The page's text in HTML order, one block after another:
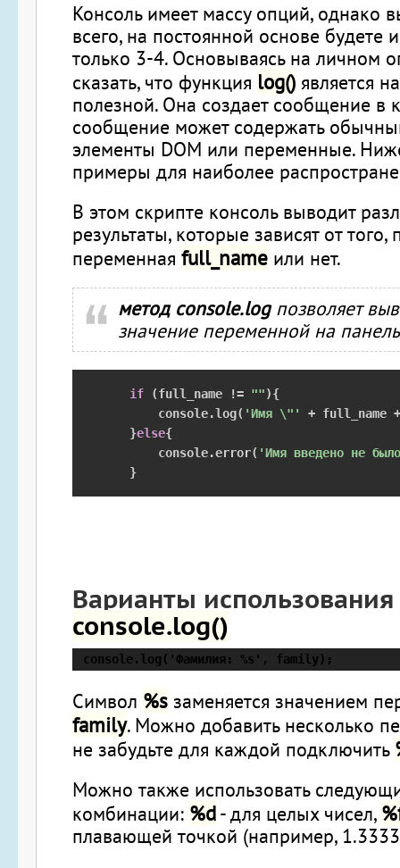
Консоль имеет массу опций, однако
всего, на постоянной основе будете
только 3-4. Основываясь на личном
сказать, что функция log()является
полезной. Она создает сообщение в
сообщение может содержать
элементы DOM или переменные.
примеры для наиболее
В этом скрипте консоль выводит
результаты, которые зависят от того,
переменная full_nameили нет.
метод console.logпозволяет
значение переменной на
if (full_name != ""){
        console
.log( 'Имя \"' + full_name +
}else{
        console
.error( 'Имя введено не
}
Варианты
console.log()
console.log('Фамилия: %s', family);
Символ %sзаменяется значением
family. Можно добавить несколько
не забудьте для каждой подключить
Можно также использовать
комбинации: %d- для целых чисел,
плавающей точкой (например,